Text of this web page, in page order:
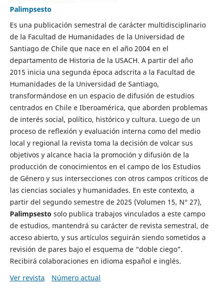
Palimpsesto
Es una publicación semestral de carácter multidisciplinario
de la Facultad de Humanidades de la Universidad de
Santiago de Chile que nace en el año 2004 en el
departamento de Historia de la USACH. A partir del año
2015 inicia una segunda época adscrita a la Facultad de
Humanidades de la Universidad de Santiago,
transformándose en un espacio de difusión de estudios
centrados en Chile e Iberoamérica, que aborden problemas
de interés social, político, histórico y cultura. Luego de un
proceso de reflexión y evaluación interna como del medio
local y regional la revista toma la decisión de volcar sus
objetivos y alcance hacia la promoción y difusión de la
producción de conocimientos en el campo de los Estudios
de Género y sus intersecciones con otros campos críticos de
las ciencias sociales y humanidades. En este contexto, a
partir del segundo semestre de 2025 (Volumen 15, N° 27),
Palimpsesto solo publica trabajos vinculados a este campo
de estudios, mantendrá su carácter de revista semestral, de
acceso abierto, y sus artículos seguirán siendo sometidos a
revisión de pares bajo el esquema de “doble ciego”.
Recibirá colaboraciones en idioma español e inglés.
Ver revista
Número actual